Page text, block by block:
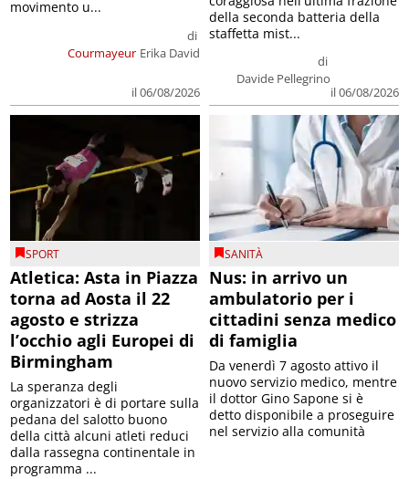
Courmayeur
di
Erika David
il 06/08/2026
movimento u...
di
Davide Pellegrino
il 06/08/2026
della seconda batteria della
staffetta mist...
SPORT
Atletica: Asta in Piazza
torna ad Aosta il 22
agosto e strizza
l’occhio agli Europei di
Birmingham
La speranza degli
organizzatori è di portare sulla
pedana del salotto buono
della città alcuni atleti reduci
dalla rassegna continentale in
programma ...
SANITÀ
Nus: in arrivo un
ambulatorio per i
cittadini senza medico
di famiglia
Da venerdì 7 agosto attivo il
nuovo servizio medico, mentre
il dottor Gino Sapone si è
detto disponibile a proseguire
nel servizio alla comunità